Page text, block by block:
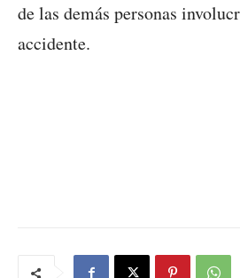
de las demás personas
accidente.